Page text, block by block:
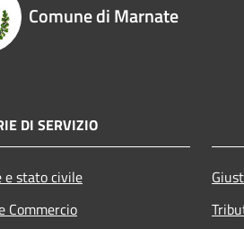
Comune di Marnate
DI SERVIZIO
e stato civile
Commercio